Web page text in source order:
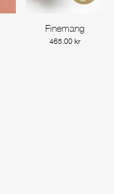
Gå till produkt
Finemang
465.00kr